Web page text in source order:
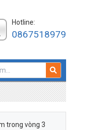
Hotline:
0867518979
trong vòng 3